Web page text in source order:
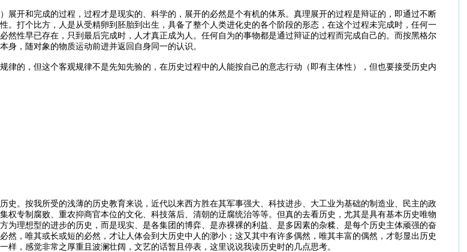
展开和完成的过程，过程才是现实的、科学的，展开的必然是个有机的体系。真理展开的过程是辩证的，即通过不断
。打个比方，人是从受精卵到胚胎到出生，具备了整个人类进化史的各个阶段的形态，在这个过程未完成时，任何一
然性早已存在，只到最后完成时，人才真正成为人。任何自为的事物都是通过辩证的过程而完成自己的。而按黑格尔
身，随对象的物质运动前进并返回自身同一的认识。
律的，但这个客观规律不是先知先验的，在历史过程中的人能按自己的意志行动（即有主体性），但也要接受历史内
史。按我所受的浅薄的历史教育来说，近代以来西方胜在其军事强大、科技进步、大工业为基础的制造业、民主的政
权专制腐败、重农抑商官本位的文化、科技落后、清朝的迂腐统治等等。但真的去看历史，尤其是具有基本历史唯物
为理想型的进步的历史，而是现实、是各集团的博弈、是赤裸裸的利益、是多因素的杂糅、是每个历史主体顽强的奋
然，唯其或长或短的必然，才让人体会到大历史中人的渺小；这又其中有许多偶然，唯其丰富的偶然，才彰显出历史
样，感觉非常之厚重且波澜壮阔，文艺的话暂且停表，这里说说我读历史时的几点思考。